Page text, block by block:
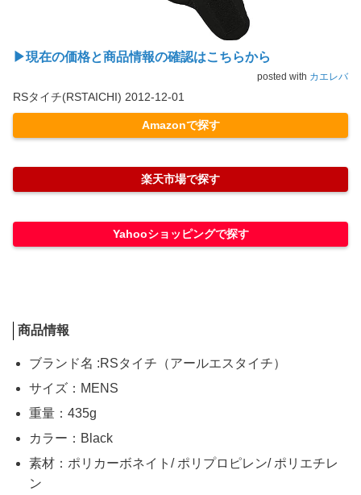
▶現在の価格と商品情報の確認はこちらから
posted with カエレバ
RSタイチ(RSTAICHI) 2012-12-01
Amazonで探す
楽天市場で探す
Yahooショッピングで探す
商品情報
ブランド名 :RSタイチ（アールエスタイチ）
サイズ：MENS
重量：435g
カラー：Black
素材：ポリカーボネイト/ ポリプロピレン/ ポリエチレ
ン